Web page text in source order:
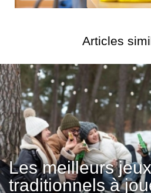
Articles
Les meilleurs
traditionnels à